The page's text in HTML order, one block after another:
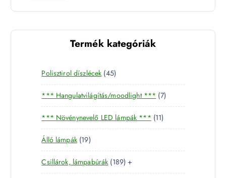
Termék kategóriák
Polisztirol díszlécek 454
5
t
e
r
m
k
*** Hangulatvilágítás/moodlight *** 77
t
r
é
*** Növénynevelő LED lámpák *** 111
1
e
m
Álló lámpák 191
9
t
e
Csillárok, lámpabúrák 1891
8
+